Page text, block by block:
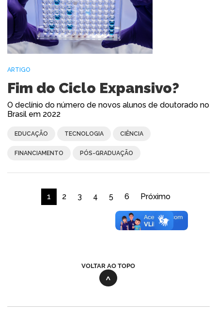
ARTIGO
Fim do Ciclo Expansivo?
O declínio do número de novos alunos de doutorado no
Brasil em 2022
EDUCAÇÃO TECNOLOGIA CIÊNCIA
FINANCIAMENTO PÓS-GRADUAÇÃO
1 2 3 4 5 6 Próximo
VOLTAR AO TOPO